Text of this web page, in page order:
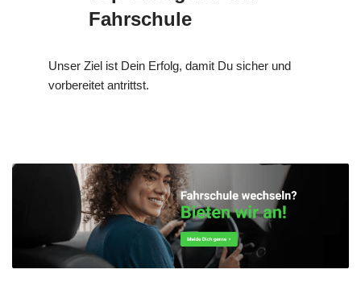
Fahrschule
Unser Ziel ist Dein Erfolg, damit Du sicher und
vorbereitet antrittst.